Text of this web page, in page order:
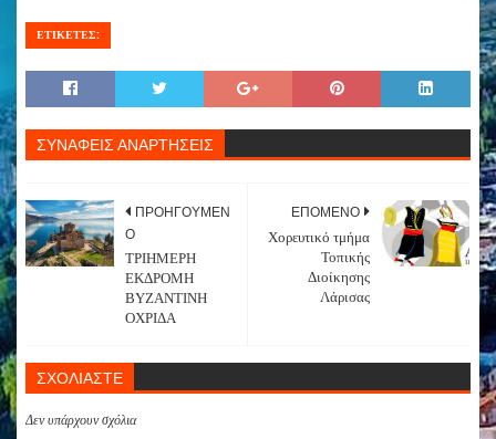
ΕΤΙΚΕΤΕΣ:
ΣΥΝΑΦΕΙΣ ΑΝΑΡΤΗΣΕΙΣ
ΕΠΟΜΕΝΟ
Χορευτικό τμήμα
Τοπικής
Διοίκησης
Λάρισας
ΠΡΟΗΓΟΥΜΕΝ
Ο
ΤΡΙΗΜΕΡΗ
ΕΚΔΡΟΜΗ
ΒΥΖΑΝΤΙΝΗ
ΟΧΡΙΔΑ
ΣΧΟΛΙΑΣΤΕ
Δεν υπάρχουν σχόλια